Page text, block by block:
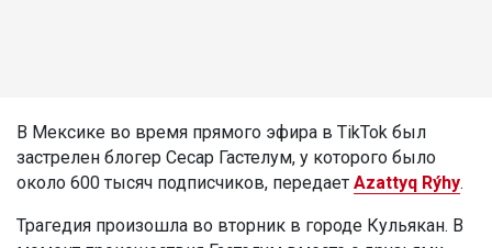
В Мексике во время прямого эфира в TikTok был
застрелен блогер Сесар Гастелум, у которого было
около 600 тысяч подписчиков, передает Azattyq Rýhy.
Трагедия произошла во вторник в городе Кульякан. В